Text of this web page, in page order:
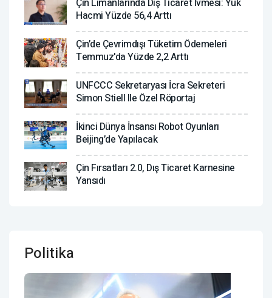
Hacmi Yüzde 56,4 Arttı
Çin’de Çevrimdışı Tüketim Ödemeleri
Temmuz'da Yüzde 2,2 Arttı
UNFCCC Sekretaryası İcra Sekreteri
Simon Stiell Ile Özel Röportaj
İkinci Dünya İnsansı Robot Oyunları
Beijing’de Yapılacak
Çin Fırsatları 2.0, Dış Ticaret Karnesine
Yansıdı
Politika